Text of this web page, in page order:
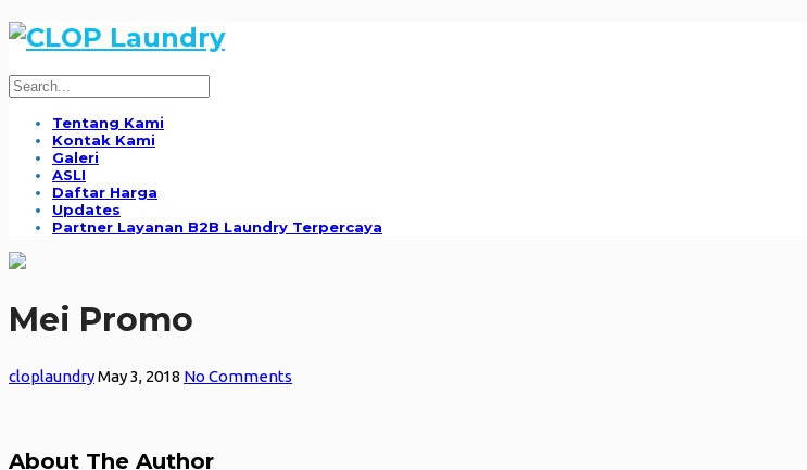
Tentang Kami
Kontak Kami
Galeri
ASLI
Daftar Harga
Updates
Partner Layanan B2B Laundry Terpercaya
Mei Promo
cloplaundryMay 3, 2018 No Comments
About The Author